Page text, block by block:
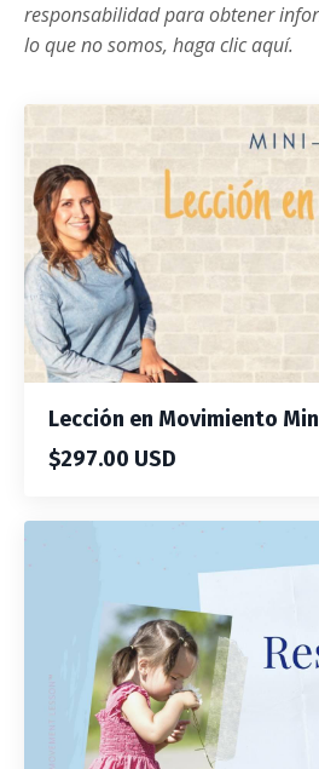
responsabilidad para obtener
lo que no somos, haga clic aquí.
Lección en Movimiento
$297.00 USD